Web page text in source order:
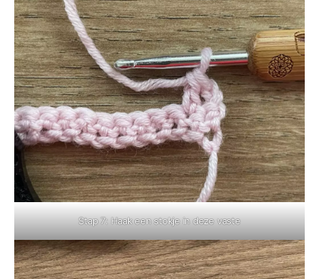
Stap 7: Haak een stokje in deze vaste